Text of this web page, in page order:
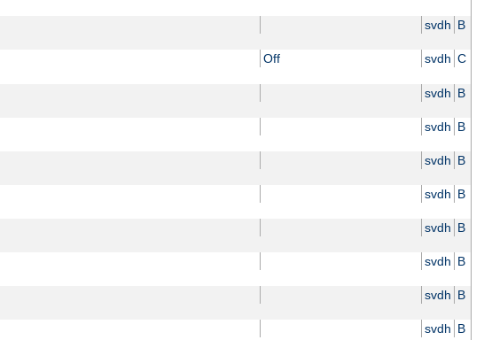
svdh B
Off svdh C
svdh B
svdh B
svdh B
svdh B
svdh B
svdh B
svdh B
svdh B